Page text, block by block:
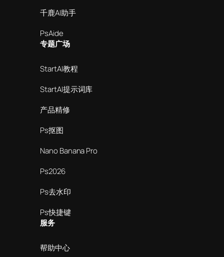
千鹿AI助手
PsAide
专题广场
StartAI教程
StartAI提示词库
产品精修
Ps抠图
Nano Banana Pro
Ps2026
Ps去水印
Ps快捷键
服务
帮助中心